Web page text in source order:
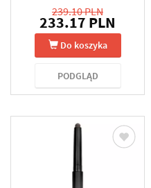
239.10 PLN
233.17 PLN
Do koszyka
PODGLĄD